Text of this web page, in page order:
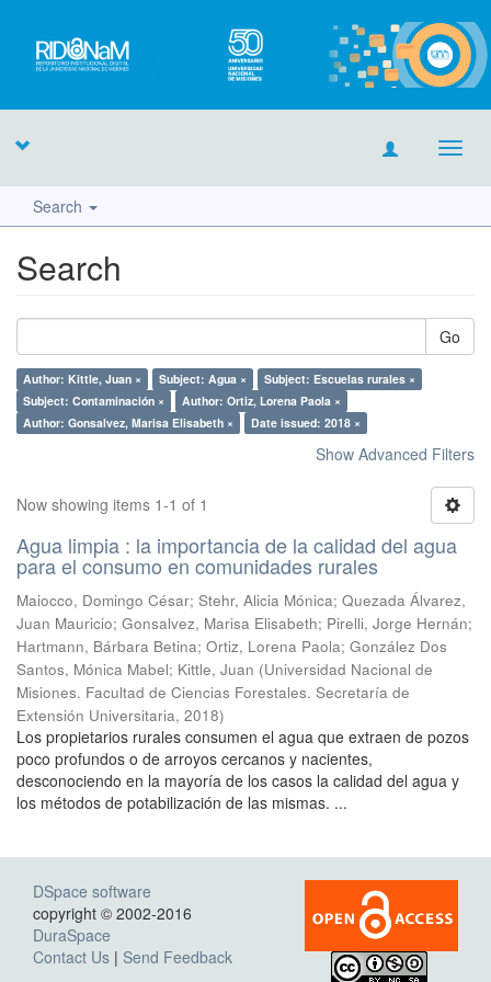
Search
Search
Go
Author: Kittle, Juan × Subject: Agua ×
Subject: Escuelas rurales ×
Subject: Contaminación ×
Author: Ortiz, Lorena Paola ×
Author: Gonsalvez, Marisa Elisabeth ×
Date issued: 2018 ×
Show Advanced Filters
Now showing items 1-1 of 1
Agua limpia : la importancia de la calidad del agua
para el consumo en comunidades rurales
Maiocco, Domingo César; Stehr, Alicia Mónica; Quezada Álvarez,
Juan Mauricio; Gonsalvez, Marisa Elisabeth; Pirelli, Jorge Hernán;
Hartmann, Bárbara Betina; Ortiz, Lorena Paola; González Dos
Santos, Mónica Mabel; Kittle, Juan (Universidad Nacional de
Misiones. Facultad de Ciencias Forestales. Secretaría de
Extensión Universitaria, 2018)
Los propietarios rurales consumen el agua que extraen de pozos
poco profundos o de arroyos cercanos y nacientes,
desconociendo en la mayoría de los casos la calidad del agua y
los métodos de potabilización de las mismas. ...
DSpace software
copyright © 2002-2016
DuraSpace
Contact Us | Send Feedback